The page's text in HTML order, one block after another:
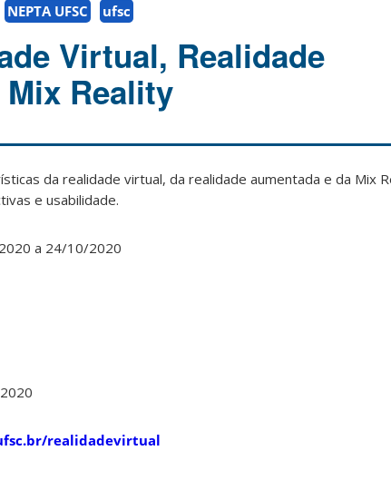
NEPTA UFSC ufsc
Virtual, Realidade
Reality
da realidade virtual, da realidade aumentada e da Mix
e usabilidade.
a 24/10/2020
realidadevirtual